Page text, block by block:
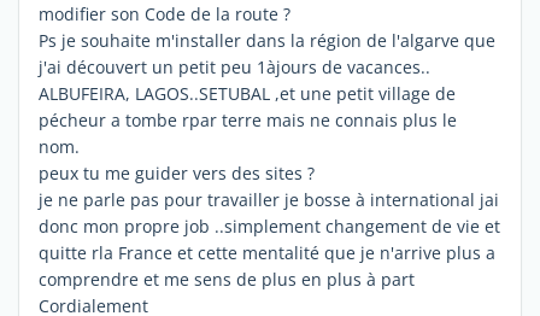
modifier son Code de la route ?
Ps je souhaite m'installer dans la région de l'algarve que
j'ai découvert un petit peu 1àjours de vacances..
ALBUFEIRA, LAGOS..SETUBAL ,et une petit village de
pécheur a tombe rpar terre mais ne connais plus le
nom.
peux tu me guider vers des sites ?
je ne parle pas pour travailler je bosse à international jai
donc mon propre job ..simplement changement de vie et
quitte rla France et cette mentalité que je n'arrive plus a
comprendre et me sens de plus en plus à part
Cordialement